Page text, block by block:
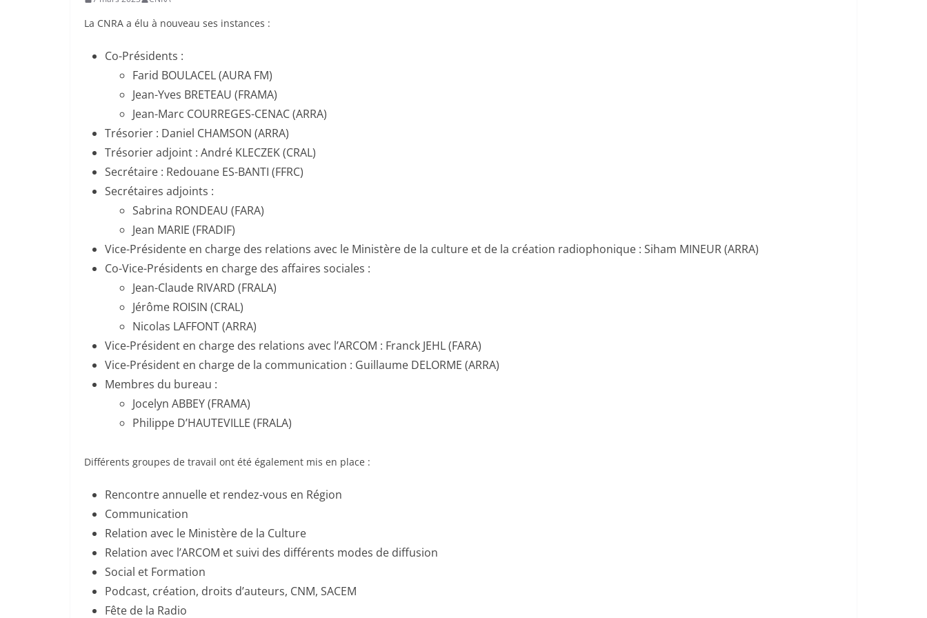
La CNRA a élu à nouveau ses instances :
Co-Présidents :
Farid BOULACEL (AURA FM)
Jean-Yves BRETEAU (FRAMA)
Jean-Marc COURREGES-CENAC (ARRA)
Trésorier : Daniel CHAMSON (ARRA)
Trésorier adjoint : André KLECZEK (CRAL)
Secrétaire : Redouane ES-BANTI (FFRC)
Secrétaires adjoints :
Sabrina RONDEAU (FARA)
Jean MARIE (FRADIF)
Vice-Présidente en charge des relations avec le Ministère de la culture et de la création radiophonique : Siham MINEUR (ARRA)
Co-Vice-Présidents en charge des affaires sociales :
Jean-Claude RIVARD (FRALA)
Jérôme ROISIN (CRAL)
Nicolas LAFFONT (ARRA)
Vice-Président en charge des relations avec l’ARCOM : Franck JEHL (FARA)
Vice-Président en charge de la communication : Guillaume DELORME (ARRA)
Membres du bureau :
Jocelyn ABBEY (FRAMA)
Philippe D’HAUTEVILLE (FRALA)
Différents groupes de travail ont été également mis en place :
Rencontre annuelle et rendez-vous en Région
Communication
Relation avec le Ministère de la Culture
Relation avec l’ARCOM et suivi des différents modes de diffusion
Social et Formation
Podcast, création, droits d’auteurs, CNM, SACEM
Fête de la Radio